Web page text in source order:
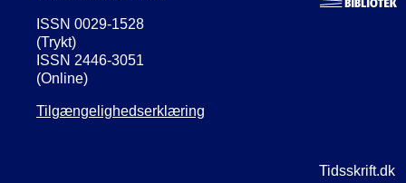
ISSN 0029-1528
(Trykt)
ISSN 2446-3051
(Online)
Tilgængelighedserklæring